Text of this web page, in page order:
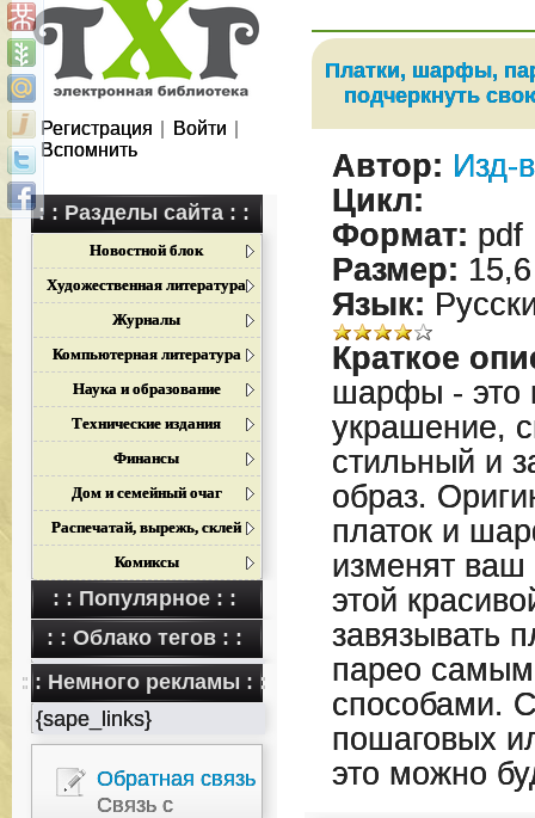
Регистрация Войти
Вспомнить
: : Разделы сайта : :
Новостной блок
Художественная литература
Журналы
Компьютерная литература
Наука и образование
Технические издания
Финансы
Дом и семейный очаг
Распечатай, вырежь, склей
Комиксы
: : Популярное : :
: : Облако тегов : :
: : Немного рекламы : :
{sape_links}
Обратная связь
Связь с
Платки, шарфы,
подчеркнуть
Автор: Изд-
Цикл:
Формат: pdf
Размер:
Язык:
Краткое
шарфы - это
украшение,
стильный и
образ.
платок и
изменят ваш
этой
завязывать
парео
способами.
пошаговых
это можно